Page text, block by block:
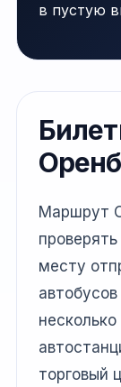
в пустую
Маршрут
месту
торговый